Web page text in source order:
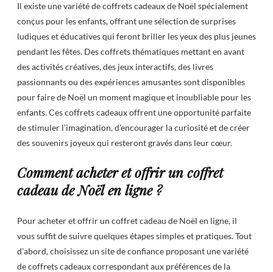
Il existe une variété de coffrets cadeaux de Noël spécialement
conçus pour les enfants, offrant une sélection de surprises
ludiques et éducatives qui feront briller les yeux des plus jeunes
pendant les fêtes. Des coffrets thématiques mettant en avant
des activités créatives, des jeux interactifs, des livres
passionnants ou des expériences amusantes sont disponibles
pour faire de Noël un moment magique et inoubliable pour les
enfants. Ces coffrets cadeaux offrent une opportunité parfaite
de stimuler l’imagination, d’encourager la curiosité et de créer
des souvenirs joyeux qui resteront gravés dans leur cœur.
Comment acheter et offrir un coffret
cadeau de Noël en ligne ?
Pour acheter et offrir un coffret cadeau de Noël en ligne, il
vous suffit de suivre quelques étapes simples et pratiques. Tout
d’abord, choisissez un site de confiance proposant une variété
de coffrets cadeaux correspondant aux préférences de la